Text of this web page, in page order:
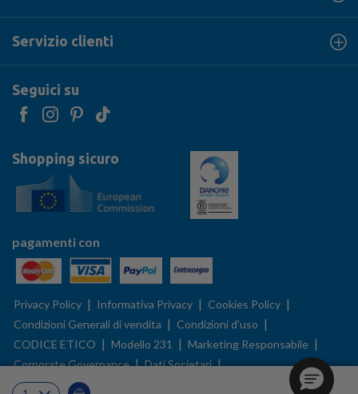
Servizio clienti
Seguici su
Shopping sicuro
pagamenti con
Privacy Policy | Informativa Privacy | Cookies Policy |
Condizioni Generali di vendita | Condizioni d'uso |
CODICE ETICO | Modello 231 | Marketing Responsabile |
Corporate Governance | Dati Societari |
Gestisci le tue preferenze sui cookies